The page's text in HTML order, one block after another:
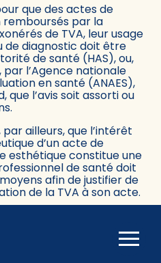
que des actes de
par la
de TVA, leur usage
de diagnostic doit être
de santé (HAS), ou,
par l’Agence nationale
en santé (ANAES),
l’avis soit assorti ou
ailleurs, que l’intérêt
d’un acte de
esthétique constitue une
de santé doit
afin de justifier de
de la TVA à son acte.
2025 – Précisions sur
d’octroi de